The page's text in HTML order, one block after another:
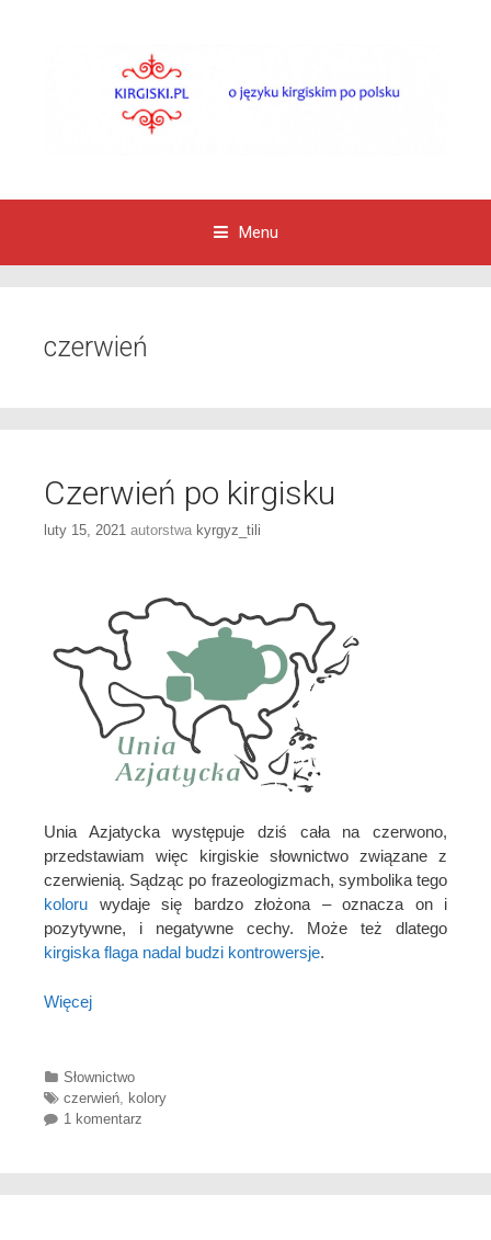
Menu
czerwień
Czerwień po kirgisku
luty 15, 2021 autorstwa kyrgyz_tili
Unia Azjatycka występuje dziś cała na czerwono,
przedstawiam więc kirgiskie słownictwo związane z
czerwienią. Sądząc po frazeologizmach, symbolika tego
koloru wydaje się bardzo złożona – oznacza on i
pozytywne, i negatywne cechy. Może też dlatego
kirgiska flaga nadal budzi kontrowersje.
Więcej
Categories
Słownictwo
Tags
czerwień kolory
1 komentarz